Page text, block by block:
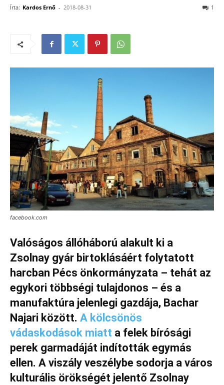
Írta: Kardos Ernő - 2018-08-31 1
facebook.com
Valóságos állóháború alakult ki a
Zsolnay gyár birtoklásáért folytatott
harcban Pécs önkormányzata – tehát az
egykori többségi tulajdonos – és a
manufaktúra jelenlegi gazdája, Bachar
Najari között. A kölcsönös
vádaskodások miatt a felek bírósági
perek garmadáját indították egymás
ellen. A viszály veszélybe sodorja a város
kulturális örökségét jelentő Zsolnay